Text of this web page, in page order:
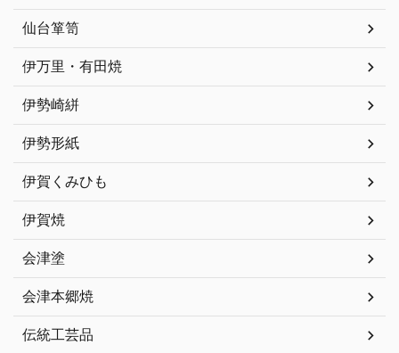
仙台箪笥
伊万里・有田焼
伊勢崎絣
伊勢形紙
伊賀くみひも
伊賀焼
会津塗
会津本郷焼
伝統工芸品